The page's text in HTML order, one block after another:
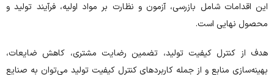
این اقدامات شامل بازرسی، آزمون و نظارت بر مواد اولیه، فرآیند تولید و
محصول نهایی است.
هدف از کنترل کیفیت تولید، تضمین رضایت مشتری، کاهش ضایعات،
بهینه‌سازی منابع و از جمله کاربردهای کنترل کیفیت تولید می‌توان به صنایع